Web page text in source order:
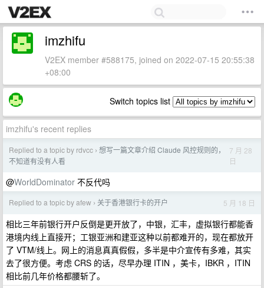
imzhifu
V2EX member #588175, joined on 2022-07-15 20:55:38
+08:00
Switch topics list
imzhifu's recent replies
Replied to a topic by rdvcc › 想写一篇文章介绍 Claude 风控规则的，
不知道有没有人看
7 月 28
日
@WorldDominator 不反代吗
Replied to a topic by afew › 关于香港银行卡的开户 5 月 18 日
相比三年前银行开户反倒是更开放了，中银，汇丰，虚拟银行都能香
港境内线上直接开；工银亚洲和建亚这种以前都难开的，现在都放开
了 VTM/线上。网上的消息真真假假，多半是中介宣传有多难，其实
去了很方便。考虑 CRS 的话，尽早办理 ITIN ，美卡，IBKR ，ITIN
相比前几年价格都腰斩了。